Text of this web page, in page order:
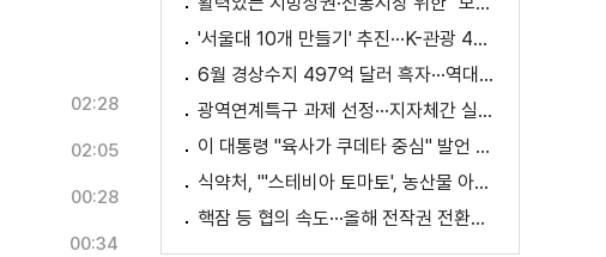
02:28
02:05
00:28
00:34
'서울대 10개 만들기' 추진···K-관광 4천만 시대 준비
6월 경상수지 497억 달러 흑자···역대 최대
광역연계특구 과제 선정···지자체간 실증 협력 확대
이 대통령 "육사가 쿠데타 중심" 발언 의미는?
식약처, "'스테비아 토마토', 농산물 아닌 가공식품"
핵잠 등 협의 속도···올해 전작권 전환시기 결정 추진